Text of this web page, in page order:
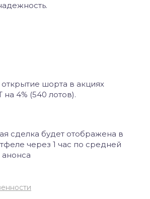
шорта в акциях
на 4% (540 лотов).
сделка будет отображена в
через 1 час по средней